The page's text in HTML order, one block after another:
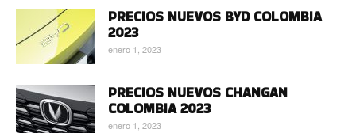
PRECIOS NUEVOS BYD COLOMBIA
2023
enero 1, 2023
PRECIOS NUEVOS CHANGAN
COLOMBIA 2023
enero 1, 2023